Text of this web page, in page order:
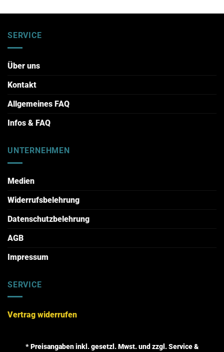
SERVICE
Über uns
Kontakt
Allgemeines FAQ
Infos & FAQ
UNTERNEHMEN
Medien
Widerrufsbelehrung
Datenschutzbelehrung
AGB
Impressum
SERVICE
Vertrag widerrufen
* Preisangaben inkl. gesetzl. Mwst. und zzgl. Service &